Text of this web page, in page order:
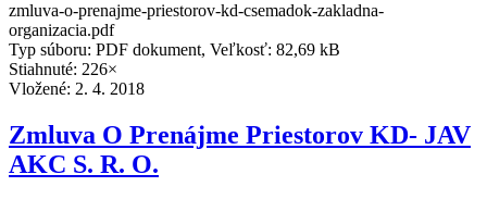
zmluva-o-prenajme-priestorov-kd-csemadok-zakladna-
organizacia.pdf
Typ súboru: PDF dokument, Veľkosť: 82,69 kB
Stiahnuté: 226×
Vložené: 2. 4. 2018
Zmluva O Prenájme Priestorov KD- JAV
AKC S. R. O.